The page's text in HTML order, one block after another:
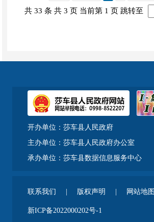
共 33 条 共 3 页 当前第 1 页 跳转至
开办单位：莎车县人民政府
主办单位：莎车县人民政府办公室
承办单位：莎车县数据信息服务中心
联系我们 版权声明 网站地图
新ICP备2022000202号-1